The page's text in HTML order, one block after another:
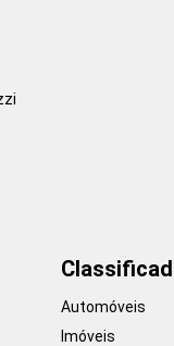
Automóveis
Imóveis